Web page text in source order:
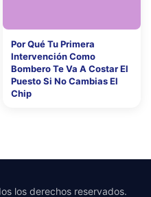
Por Qué Tu Primera
Intervención Como
Bombero Te Va A Costar El
Puesto Si No Cambias El
Chip
los derechos reservados.